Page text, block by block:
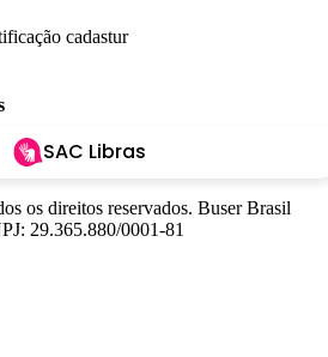
SAC Libras
os direitos reservados. Buser Brasil
29.365.880/0001-81